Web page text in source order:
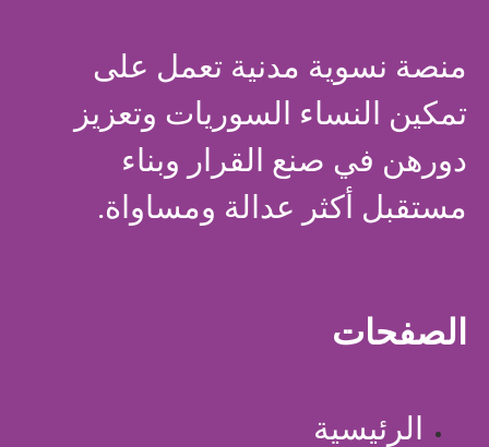
منصة نسوية مدنية تعمل على
تمكين النساء السوريات وتعزيز
دورهن في صنع القرار وبناء
مستقبل أكثر عدالة ومساواة.
الصفحات
الرئيسية